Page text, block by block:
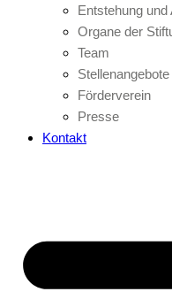
Entstehung und
Organe der
Team
Stellenangebote
Förderverein
Presse
Kontakt